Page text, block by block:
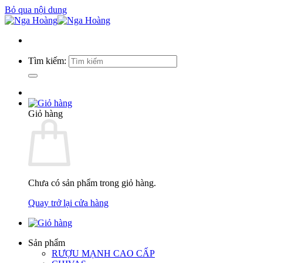
Bỏ qua nội dung
Tìm kiếm:
Giỏ hàng
Chưa có sản phẩm trong giỏ hàng.
Quay trở lại cửa hàng
Sản phẩm
RƯỢU MẠNH CAO CẤP